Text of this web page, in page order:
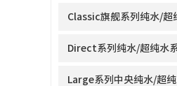
Classic旗舰系列纯水/超
Direct系列纯水/超纯水
Large系列中央纯水/超